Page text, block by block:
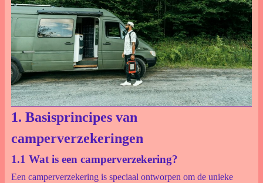
1. Basisprincipes van
camperverzekeringen
1.1 Wat is een camperverzekering?
Een camperverzekering is speciaal ontworpen om de unieke